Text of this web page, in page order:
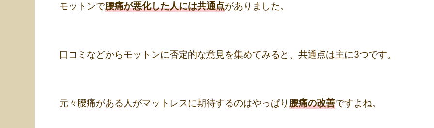
モットンで腰痛が悪化した人には共通点がありました。
口コミなどからモットンに否定的な意見を集めてみると、共通点は主に3つです。
元々腰痛がある人がマットレスに期待するのはやっぱり腰痛の改善ですよね。